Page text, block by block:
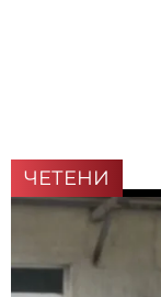
ЧЕТЕНИ